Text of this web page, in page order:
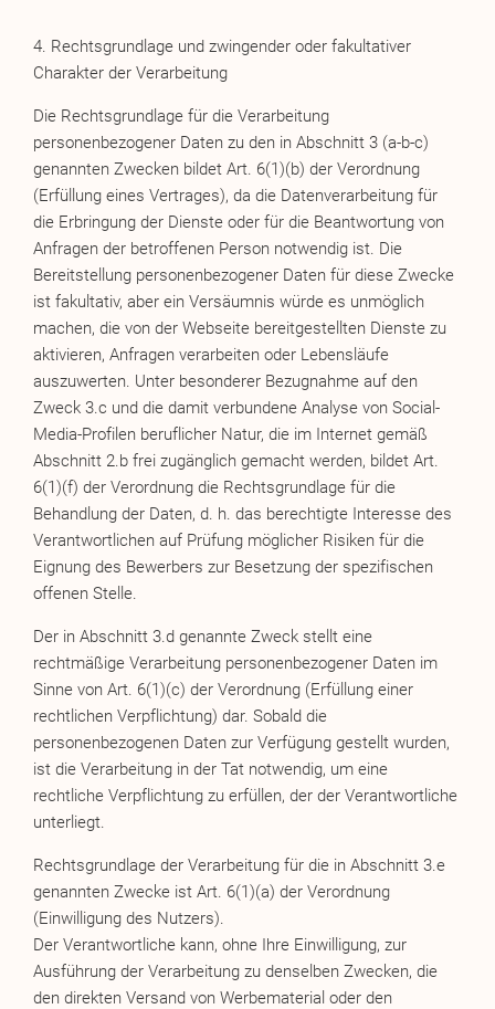
4. Rechtsgrundlage und zwingender oder fakultativer
Charakter der Verarbeitung
Die Rechtsgrundlage für die Verarbeitung
personenbezogener Daten zu den in Abschnitt 3 (a-b-c)
genannten Zwecken bildet Art. 6(1)(b) der Verordnung
(Erfüllung eines Vertrages), da die Datenverarbeitung für
die Erbringung der Dienste oder für die Beantwortung von
Anfragen der betroffenen Person notwendig ist. Die
Bereitstellung personenbezogener Daten für diese Zwecke
ist fakultativ, aber ein Versäumnis würde es unmöglich
machen, die von der Webseite bereitgestellten Dienste zu
aktivieren, Anfragen verarbeiten oder Lebensläufe
auszuwerten. Unter besonderer Bezugnahme auf den
Zweck 3.c und die damit verbundene Analyse von Social-
Media-Profilen beruflicher Natur, die im Internet gemäß
Abschnitt 2.b frei zugänglich gemacht werden, bildet Art.
6(1)(f) der Verordnung die Rechtsgrundlage für die
Behandlung der Daten, d. h. das berechtigte Interesse des
Verantwortlichen auf Prüfung möglicher Risiken für die
Eignung des Bewerbers zur Besetzung der spezifischen
offenen Stelle.
Der in Abschnitt 3.d genannte Zweck stellt eine
rechtmäßige Verarbeitung personenbezogener Daten im
Sinne von Art. 6(1)(c) der Verordnung (Erfüllung einer
rechtlichen Verpflichtung) dar. Sobald die
personenbezogenen Daten zur Verfügung gestellt wurden,
ist die Verarbeitung in der Tat notwendig, um eine
rechtliche Verpflichtung zu erfüllen, der der Verantwortliche
unterliegt.
Rechtsgrundlage der Verarbeitung für die in Abschnitt 3.e
genannten Zwecke ist Art. 6(1)(a) der Verordnung
(Einwilligung des Nutzers).
Der Verantwortliche kann, ohne Ihre Einwilligung, zur
Ausführung der Verarbeitung zu denselben Zwecken, die
den direkten Versand von Werbematerial oder den